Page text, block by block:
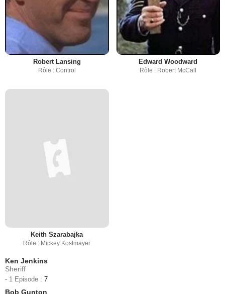
Robert Lansing
Rôle : Control
Edward Woodward
Rôle : Robert McCall
Keith Szarabajka
Rôle : Mickey Kostmayer
Ken Jenkins
Sheriff
- 1 Episode : 7
Bob Gunton